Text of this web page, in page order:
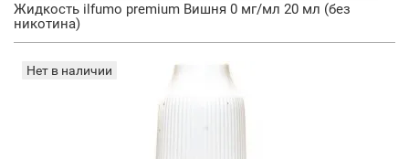
Жидкость ilfumo premium Вишня 0 мг/мл 20 мл (без
никотина)
Нет в наличии